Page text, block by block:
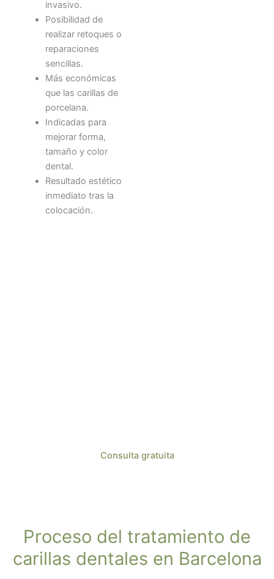
invasivo.
Posibilidad de
realizar retoques o
reparaciones
sencillas.
Más económicas
que las carillas de
porcelana.
Indicadas para
mejorar forma,
tamaño y color
dental.
Resultado estético
inmediato tras la
colocación.
Consulta gratuita
Proceso del tratamiento de
carillas dentales en Barcelona